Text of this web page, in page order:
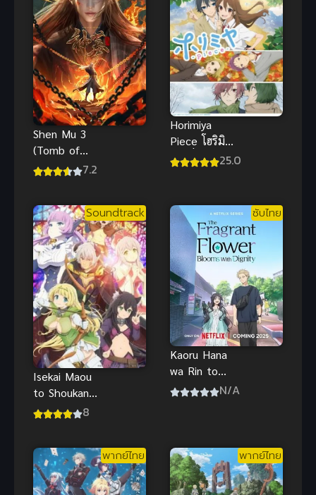
Shen Mu 3
(Tomb of
Fallen Gods
3
7.2
Horimiya
Piece โฮริมิยะ
สาวมั่นกับนาย
25.0
Soundtrack
Isekai Maou
to Shoukan
Shoujo no
จอมมารต่าง
โลกกับบริวาร
สาวนักอัญเชิญ
8
ซับไทย
Kaoru Hana
wa Rin to
Saku ดอกรักN/A
พากย์ไทย พากย์ไทย